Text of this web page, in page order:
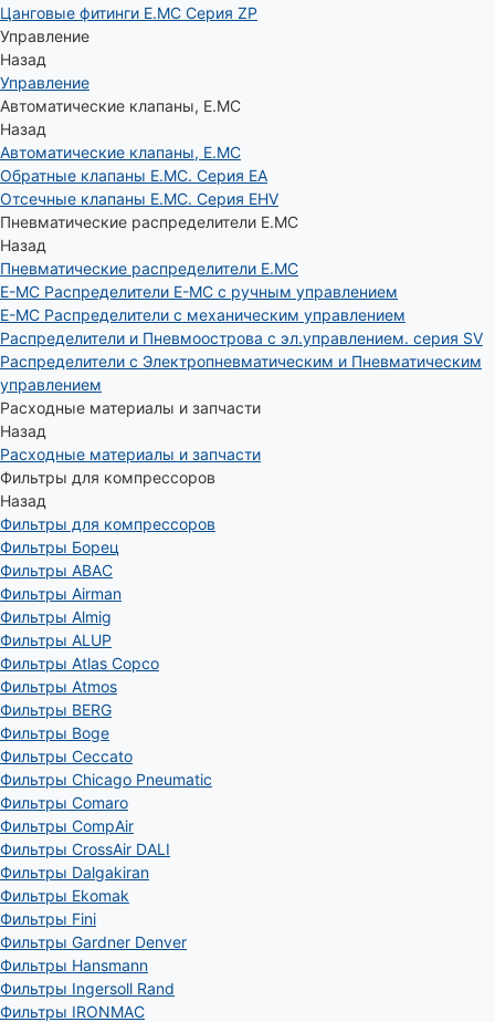
Цанговые фитинги E.MC Серия ZP
Управление
Назад
Управление
Автоматические клапаны, Е.МС
Назад
Автоматические клапаны, Е.МС
Обратные клапаны E.MC. Серия EA
Отсечные клапаны E.MC. Серия EHV
Пневматические распределители E.MC
Назад
Пневматические распределители E.MC
E-MC Распределители E-MC с ручным управлением
E-MC Распределители с механическим управлением
Распределители и Пневмоострова с эл.управлением. серия SV
Распределители с Электропневматическим и Пневматическим
управлением
Расходные материалы и запчасти
Назад
Расходные материалы и запчасти
Фильтры для компрессоров
Назад
Фильтры для компрессоров
Фильтры Борец
Фильтры ABAC
Фильтры Airman
Фильтры Almig
Фильтры ALUP
Фильтры Atlas Copco
Фильтры Atmos
Фильтры BERG
Фильтры Boge
Фильтры Ceccato
Фильтры Chicago Pneumatic
Фильтры Comaro
Фильтры CompAir
Фильтры CrossAir DALI
Фильтры Dalgakiran
Фильтры Ekomak
Фильтры Fini
Фильтры Gardner Denver
Фильтры Hansmann
Фильтры Ingersoll Rand
Фильтры IRONMAC